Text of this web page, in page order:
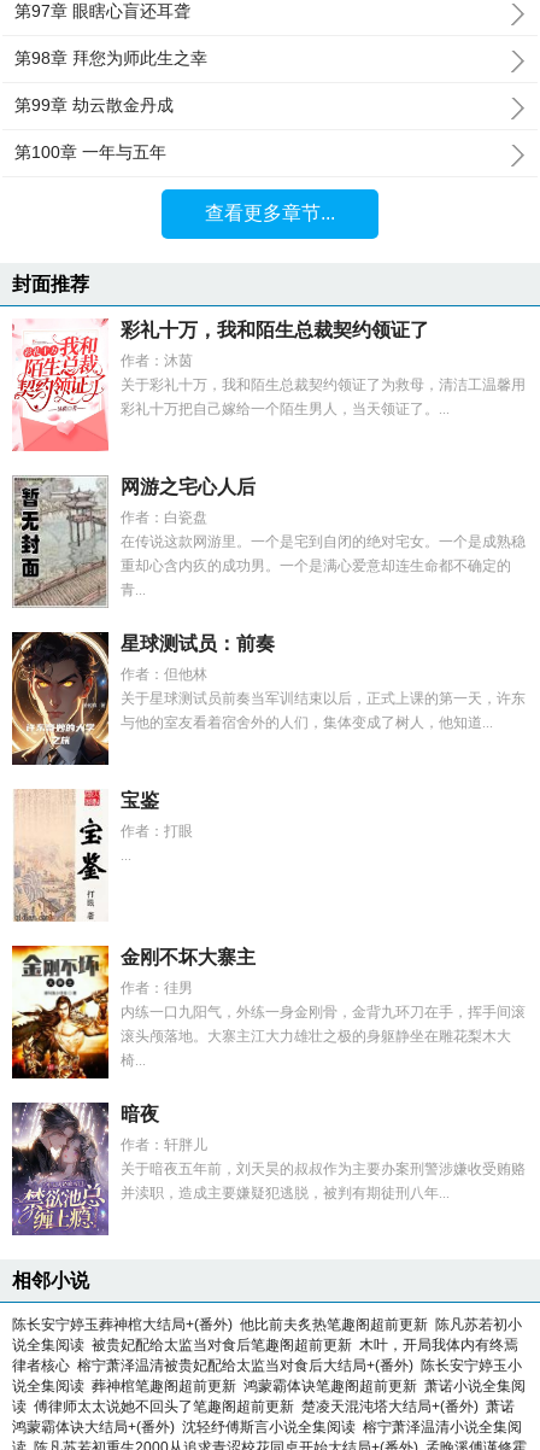
第97章 眼瞎心盲还耳聋
第98章 拜您为师此生之幸
第99章 劫云散金丹成
第100章 一年与五年
查看更多章节...
封面推荐
彩礼十万，我和陌生总裁契约领证了
作者：沐茵
关于彩礼十万，我和陌生总裁契约领证了为救母，清洁工温馨用
彩礼十万把自己嫁给一个陌生男人，当天领证了。...
网游之宅心人后
作者：白瓷盘
在传说这款网游里。一个是宅到自闭的绝对宅女。一个是成熟稳
重却心含内疚的成功男。一个是满心爱意却连生命都不确定的
青...
星球测试员：前奏
作者：但他林
关于星球测试员前奏当军训结束以后，正式上课的第一天，许东
与他的室友看着宿舍外的人们，集体变成了树人，他知道...
宝鉴
作者：打眼
...
金刚不坏大寨主
作者：徍男
内练一口九阳气，外练一身金刚骨，金背九环刀在手，挥手间滚
滚头颅落地。大寨主江大力雄壮之极的身躯静坐在雕花梨木大
椅...
暗夜
作者：轩胖儿
关于暗夜五年前，刘天昊的叔叔作为主要办案刑警涉嫌收受贿赂
并渎职，造成主要嫌疑犯逃脱，被判有期徒刑八年...
相邻小说
陈长安宁婷玉葬神棺大结局+(番外) 他比前夫炙热笔趣阁超前更新 陈凡苏若初小
说全集阅读 被贵妃配给太监当对食后笔趣阁超前更新 木叶，开局我体内有终焉
律者核心 榕宁萧泽温清被贵妃配给太监当对食后大结局+(番外) 陈长安宁婷玉小
说全集阅读 葬神棺笔趣阁超前更新 鸿蒙霸体诀笔趣阁超前更新 萧诺小说全集阅
读 傅律师太太说她不回头了笔趣阁超前更新 楚凌天混沌塔大结局+(番外) 萧诺
鸿蒙霸体诀大结局+(番外) 沈轻纾傅斯言小说全集阅读 榕宁萧泽温清小说全集阅